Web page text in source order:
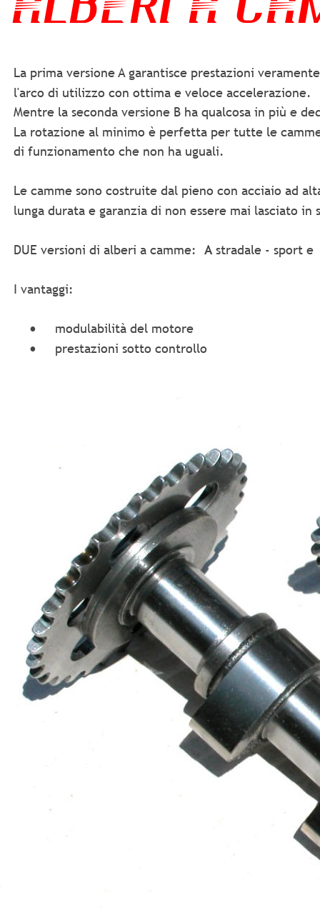
La prima versione A garantisce prestazioni
l'arco di utilizzo con ottima e veloce accelerazione.
Mentre la seconda versione B ha qualcosa in più e
La rotazione al minimo è perfetta per tutte le
di funzionamento che non ha uguali.
Le camme sono costruite dal pieno con acciaio ad
lunga durata e garanzia di non essere mai lasciato in
DUE versioni di alberi a camme: A stradale - sport e
I vantaggi:
• modulabilità del motore
• prestazioni sotto controllo